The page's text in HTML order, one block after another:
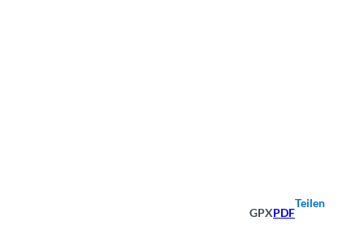
GPXPDF
Teilen